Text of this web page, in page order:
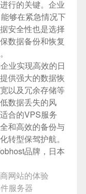
行的关键。企业
够在紧急情况下
安全性也是选择
数据备份和恢复
业实现高效的日
供强大的数据恢
以及冗余存储等
数据丢失的风
合的VPS服务
和高效的备份与
转型保驾护航。
品牌，日本
网站的体验
服务器